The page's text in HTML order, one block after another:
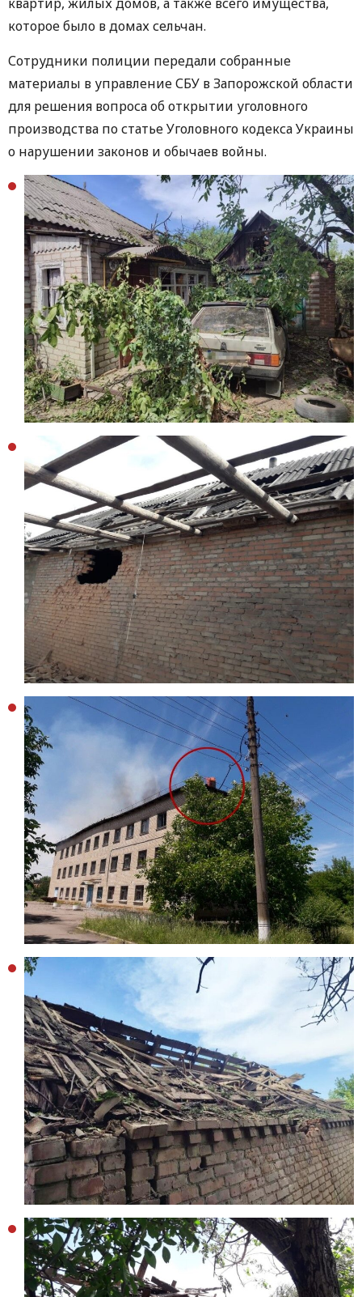
которое было в домах сельчан.
Сотрудники полиции передали собранные
материалы в управление СБУ в Запорожской области
для решения вопроса об открытии уголовного
производства по статье Уголовного кодекса Украины
о нарушении законов и обычаев войны.